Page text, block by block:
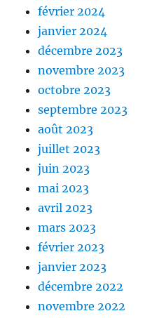
février 2024
janvier 2024
décembre 2023
novembre 2023
octobre 2023
septembre 2023
août 2023
juillet 2023
juin 2023
mai 2023
avril 2023
mars 2023
février 2023
janvier 2023
décembre 2022
novembre 2022